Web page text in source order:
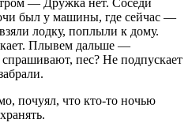
был у машины, где сейчас —
лодку, поплыли к дому.
Плывем дальше —
пес? Не подпускает
почуял, что кто-то ночью